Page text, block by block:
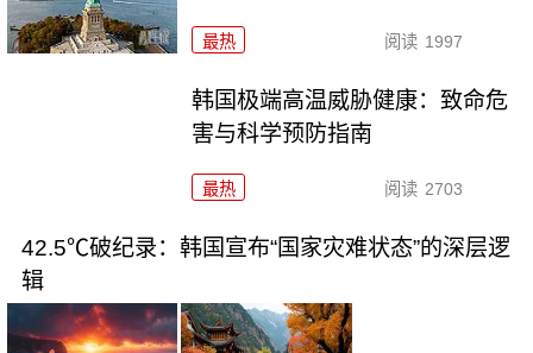
最热 阅读 1997
韩国极端高温威胁健康：致命危
害与科学预防指南
最热 阅读 2703
42.5℃破纪录：韩国宣布“国家灾难状态”的深层逻
辑